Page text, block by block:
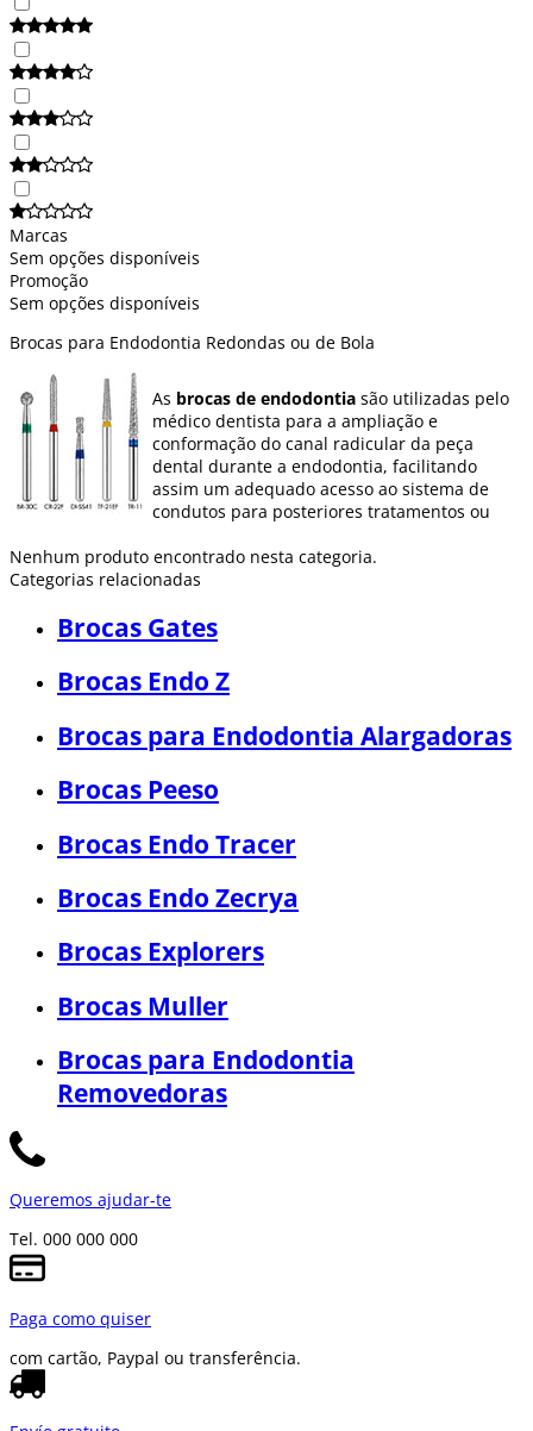
Marcas
Sem opções disponíveis
Promoção
Sem opções disponíveis
Brocas para Endodontia Redondas ou de Bola
As brocas de endodontia são utilizadas pelo
médico dentista para a ampliação e
conformação do canal radicular da peça
dental durante a endodontia, facilitando
assim um adequado acesso ao sistema de
condutos para posteriores tratamentos ou
Dentaltix oferece uma grande variedade de
em pacotes de diferentes unidades, de aço
inoxidável ou diamantadas.
Nenhum produto encontrado nesta categoria.
Categorias relacionadas
Brocas Gates
Brocas Endo Z
Brocas para Endodontia Alargadoras
Brocas Peeso
Brocas Endo Tracer
Brocas Endo Zecrya
Brocas Explorers
Brocas Muller
Brocas para Endodontia
Removedoras
Queremos ajudar-te
Tel. 000 000 000
Paga como quiser
com cartão, Paypal ou transferência.